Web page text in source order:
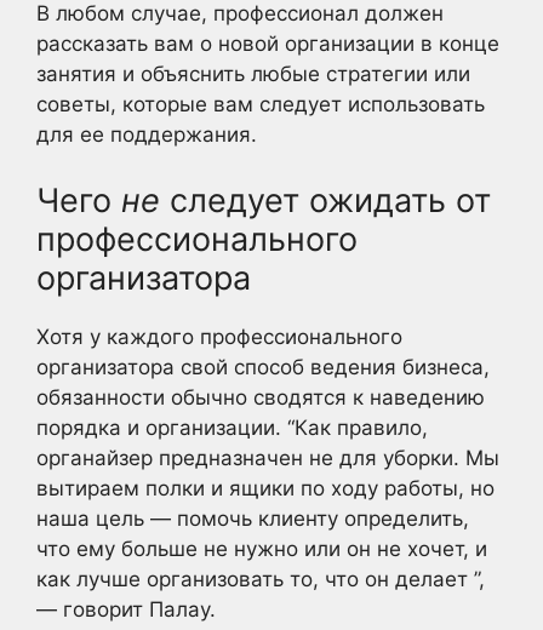
В любом случае, профессионал должен
рассказать вам о новой организации в конце
занятия и объяснить любые стратегии или
советы, которые вам следует использовать
для ее поддержания.
Чего не следует ожидать от
профессионального
организатора
Хотя у каждого профессионального
организатора свой способ ведения бизнеса,
обязанности обычно сводятся к наведению
порядка и организации. “Как правило,
органайзер предназначен не для уборки. Мы
вытираем полки и ящики по ходу работы, но
наша цель — помочь клиенту определить,
что ему больше не нужно или он не хочет, и
как лучше организовать то, что он делает ”,
— говорит Палау.